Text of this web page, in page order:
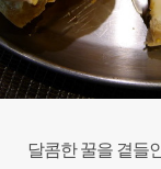
달콤한 꿀을 곁들인